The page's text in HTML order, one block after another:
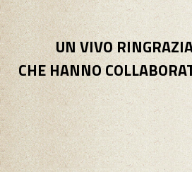
UN VIVO
CHE HANNO